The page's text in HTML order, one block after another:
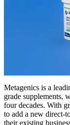
Metagenics is a
grade supplements,
four decades. With
to add a new direct-
their existing